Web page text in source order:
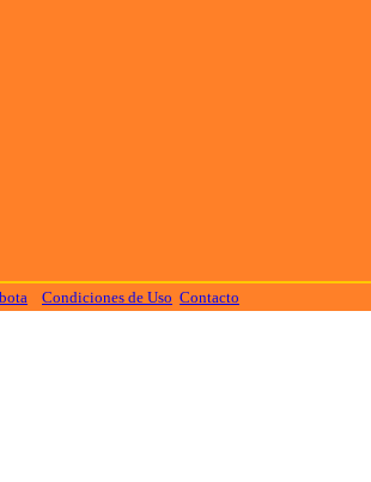
Condiciones de Uso Contacto